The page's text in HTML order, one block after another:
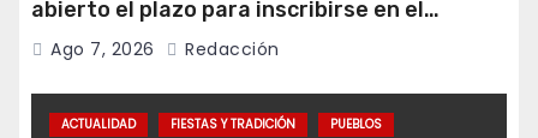
abierto el plazo para inscribirse en el
programa Falamos
Ago 7, 2026 Redacción
ACTUALIDAD FIESTAS Y TRADICIÓN PUEBLOS